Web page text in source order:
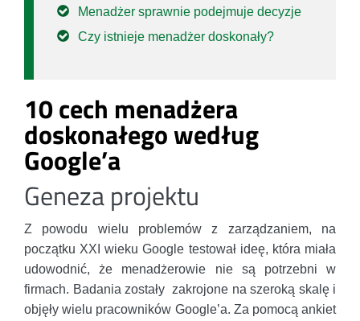
Menadżer sprawnie podejmuje decyzje
Czy istnieje menadżer doskonały?
10 cech menadżera
doskonałego według
Google’a
Geneza projektu
Z powodu wielu problemów z zarządzaniem, na
początku XXI wieku Google testował ideę, która miała
udowodnić, że menadżerowie nie są potrzebni w
firmach. Badania zostały zakrojone na szeroką skalę i
objęły wielu pracowników Google’a. Za pomocą ankiet